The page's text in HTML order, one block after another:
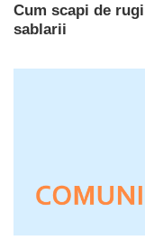
Cum scapi de
sablarii